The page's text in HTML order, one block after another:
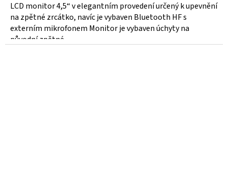
LCD monitor 4,5“ v elegantním provedení určený k upevnění
na zpětné zrcátko, navíc je vybaven Bluetooth HF s
externím mikrofonem Monitor je vybaven úchyty na
původní zpětné...